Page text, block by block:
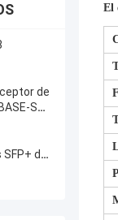
de
SX
del
El